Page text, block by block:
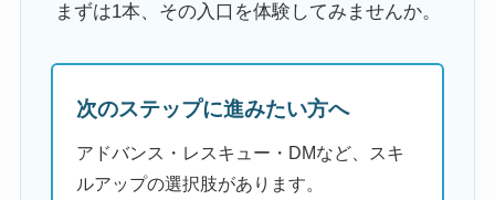
まずは1本、その入口を体験してみませんか。
次のステップに進みたい方へ
アドバンス・レスキュー・DMなど、スキ
ルアップの選択肢があります。